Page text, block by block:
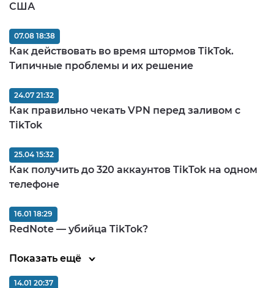
США
Как действовать во время штормов TikTok.
Типичные проблемы и их решение
07.08 18:38
Как правильно чекать VPN перед заливом c
TikTok
24.07 21:32
Как получить до 320 аккаунтов TikTok на одном
телефоне
25.04 15:32
RedNote — убийца TikTok?
16.01 18:29
Показать ещё
14.01 20:37